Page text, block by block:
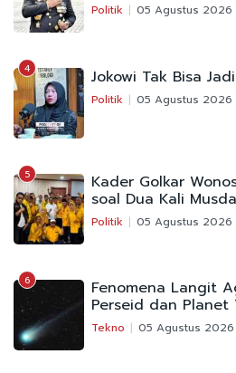
Politik 05 Agustus 2026
4 Jokowi Tak Bisa
Politik 05 Agustus 2026
5 Kader Golkar
soal Dua Kali Musda
Politik 05 Agustus 2026
6 Fenomena Langit
Perseid dan Planet
Tekno 05 Agustus 2026